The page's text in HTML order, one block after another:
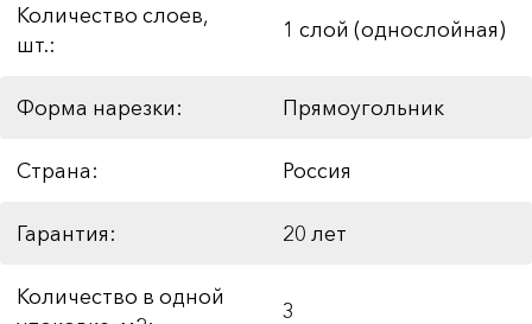
Количество слоев,
шт.:
1 слой (однослойная)
Форма нарезки: Прямоугольник
Страна: Россия
Гарантия: 20 лет
Количество в одной
3